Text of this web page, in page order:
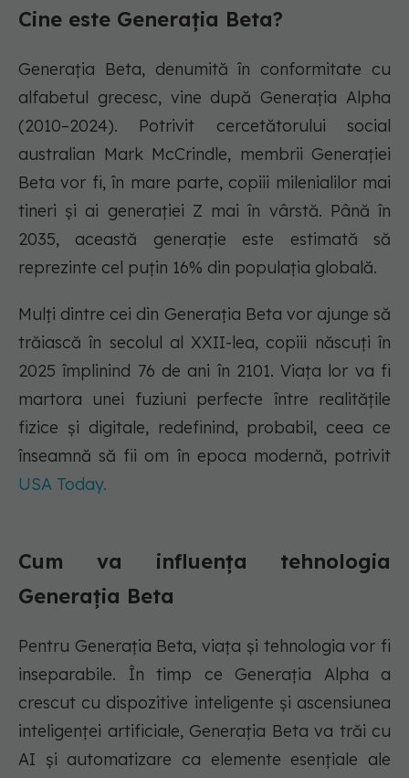
Cine este Generația Beta?
Generația Beta, denumită în conformitate cu
alfabetul grecesc, vine după Generația Alpha
(2010–2024). Potrivit cercetătorului social
australian Mark McCrindle, membrii Generației
Beta vor fi, în mare parte, copiii milenialilor mai
tineri și ai generației Z mai în vârstă. Până în
2035, această generație este estimată să
reprezinte cel puțin 16% din populația globală.
Mulți dintre cei din Generația Beta vor ajunge să
trăiască în secolul al XXII-lea, copiii născuți în
2025 împlinind 76 de ani în 2101. Viața lor va fi
martora unei fuziuni perfecte între realitățile
fizice și digitale, redefinind, probabil, ceea ce
înseamnă să fii om în epoca modernă, potrivit
USA Today.
Cum va influența tehnologia
Generația Beta
Pentru Generația Beta, viața și tehnologia vor fi
inseparabile. În timp ce Generația Alpha a
crescut cu dispozitive inteligente și ascensiunea
inteligenței artificiale, Generația Beta va trăi cu
AI și automatizare ca elemente esențiale ale